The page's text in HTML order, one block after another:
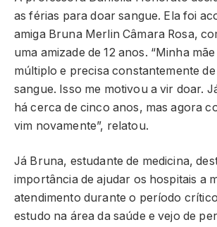
as férias para doar sangue. Ela foi
amiga Bruna Merlin Câmara Rosa,
uma amizade de 12 anos. “Minha
múltiplo e precisa constantemente
sangue. Isso me motivou a vir doar.
há cerca de cinco anos, mas agora
vim novamente”, relatou.
Já Bruna, estudante de medicina,
importância de ajudar os hospitais a
atendimento durante o período
estudo na área da saúde e vejo de